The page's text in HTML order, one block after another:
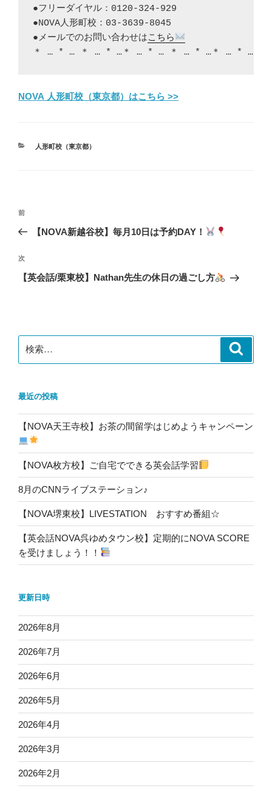
●フリーダイヤル：0120-324-929
●NOVA人形町校：03‐3639-8045
●メールでのお問い合わせはこちら
＊ … * … ＊ … * …＊ … * … ＊ … * …＊ … * … ＊
NOVA 人形町校（東京都）はこちら >>
カ
人形町校（東京都）
投
ビ
ゲ
ン
前
の
稿
前
【NOVA新越谷校】毎月10日は予約DAY！
次
の
次
【英会話/栗東校】Nathan先生の休日の過ごし方
索:
最近の投稿
【NOVA天王寺校】お茶の間留学はじめようキャンペーン
【NOVA枚方校】ご自宅でできる英会話学習
8月のCNNライブステーション♪
【NOVA堺東校】LIVESTATION おすすめ番組☆
【英会話NOVA呉ゆめタウン校】定期的にNOVA SCORE
を受けましょう！！
更新日時
2026年8月
2026年7月
2026年6月
2026年5月
2026年4月
2026年3月
2026年2月